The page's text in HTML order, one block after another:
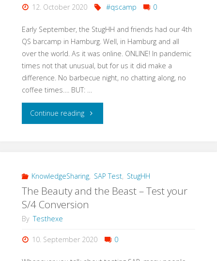
–
alles
ist
anders
bei
SAP!"
12. October 2020 #qscamp 0
Early September, the StugHH and friends had our 4th
QS barcamp in Hamburg. Well, in Hamburg and all
over the world. As it was online. ONLINE! In pandemic
times not that unusual, but for us it did make a
difference. No barbecue night, no chatting along, no
coffee times…. BUT: …
Continue reading"#FlattenTheCurve:
Barcamp
Perspective"
KnowledgeSharing, SAP Test, StugHH
The Beauty and the Beast – Test your
S/4 Conversion
By Testhexe
10. September 2020 0